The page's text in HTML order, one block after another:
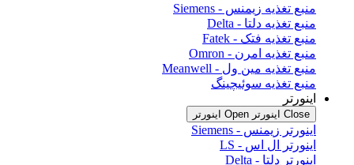
منبع تغذیه زیمنس - Siemens
منبع تغذیه دلتا - Delta
منبع تغذیه فتک - Fatek
منبع تغذیه امرن - Omron
منبع تغذیه مین ول - Meanwell
منبع تغذیه سوئیچینگ
اینورتر
Close اینورتر Open اینورتر
اینورتر زیمنس - Siemens
اینورتر ال اس - LS
اینورتر دلتا - Delta